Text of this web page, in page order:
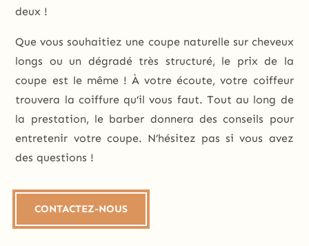
deux !
Que vous souhaitiez une coupe naturelle sur cheveux
longs ou un dégradé très structuré, le prix de la
coupe est le même ! À votre écoute, votre coiffeur
trouvera la coiffure qu’il vous faut. Tout au long de
la prestation, le barber donnera des conseils pour
entretenir votre coupe. N’hésitez pas si vous avez
des questions !
CONTACTEZ-NOUS